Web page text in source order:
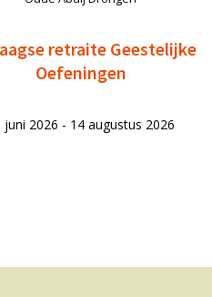
retraite Geestelijke
Oefeningen
juni 2026 - 14 augustus 2026